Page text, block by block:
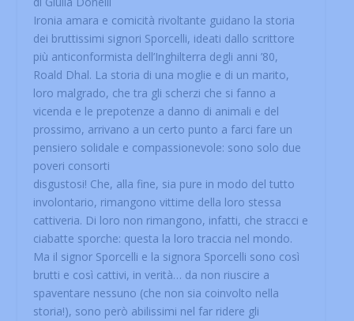
Ironia amara e comicità rivoltante guidano la storia
dei bruttissimi signori Sporcelli, ideati dallo scrittore
più anticonformista dell’Inghilterra degli anni ’80,
Roald Dhal. La storia di una moglie e di un marito,
loro malgrado, che tra gli scherzi che si fanno a
vicenda e le prepotenze a danno di animali e del
prossimo, arrivano a un certo punto a farci fare un
pensiero solidale e compassionevole: sono solo due
poveri consorti
disgustosi! Che, alla fine, sia pure in modo del tutto
involontario, rimangono vittime della loro stessa
cattiveria. Di loro non rimangono, infatti, che stracci e
ciabatte sporche: questa la loro traccia nel mondo.
Ma il signor Sporcelli e la signora Sporcelli sono così
brutti e così cattivi, in verità… da non riuscire a
spaventare nessuno (che non sia coinvolto nella
storia!), sono però abilissimi nel far ridere gli